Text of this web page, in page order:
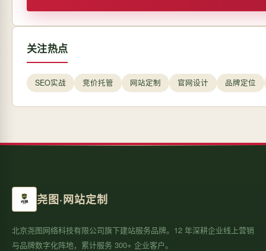
关注热点
SEO实战 竞价托管 网站定制 官网设计 品牌定位
尧图·网站定制
北京尧图网络科技有限公司旗下建站服务品牌。12 年深耕企业线上营销
与品牌数字化阵地，累计服务 300+ 企业客户。